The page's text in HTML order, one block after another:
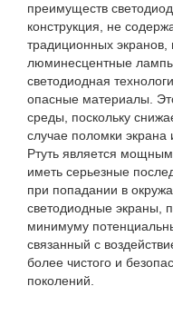
преимуществ
конструкция, не
традиционных экранов,
люминесцентные
светодиодная
опасные материалы.
среды, поскольку
случае поломки экрана
Ртуть является
иметь серьезные
при попадании в
светодиодные экраны,
минимуму
связанный с
более чистого и
поколений.